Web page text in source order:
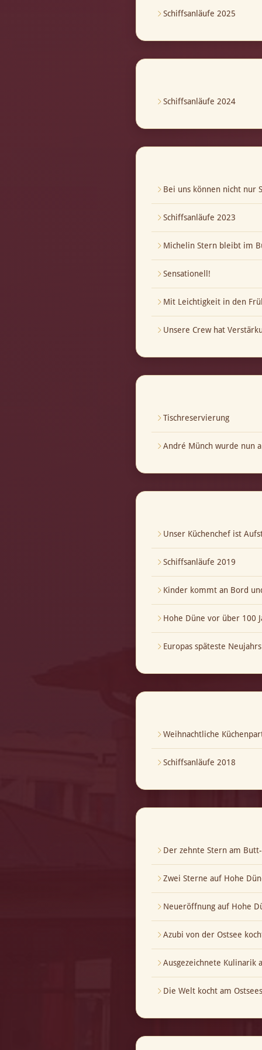
Schiffsanläufe 2025
Schiffsanläufe 2024
Bei uns können nicht nur
Schiffsanläufe 2023
Michelin Stern bleibt im
Sensationell!
Mit Leichtigkeit in den
Unsere Crew hat
Tischreservierung
André Münch wurde nun
Unser Küchenchef ist
Schiffsanläufe 2019
Kinder kommt an Bord
Hohe Düne vor über 100
Europas späteste
Weihnachtliche
Schiffsanläufe 2018
Der zehnte Stern am
Zwei Sterne auf Hohe
Neueröffnung auf Hohe
Azubi von der Ostsee
Ausgezeichnete Kulinarik
Die Welt kocht am